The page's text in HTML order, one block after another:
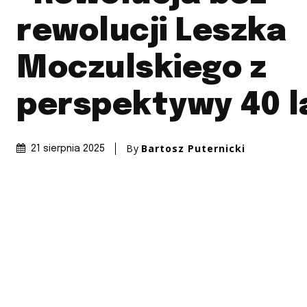
rewolucji Leszka
Moczulskiego z
perspektywy 40
21 sierpnia 2025 By Bartosz Puternicki